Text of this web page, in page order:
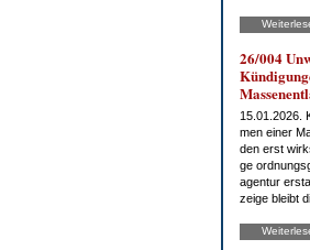
26/004
15.01.2026.
men ei­ner
den erst
ge
agen­tur
zei­ge bleibt